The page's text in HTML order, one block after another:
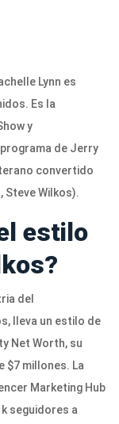
Lynn es
Es la
y
de Jerry
convertido
Wilkos).
estilo
del
lleva un estilo de
Net Worth, su
$7 millones. La
Marketing Hub
seguidores a